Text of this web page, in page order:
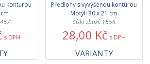
konturou
s DPH
Předlohy s vyvýšenou konturou
Motýli 30 x 21 cm
Číslo zboží: 1556
28,00 Kč s DPH
VARIANTY